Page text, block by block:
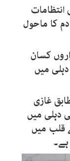
کا ماحول
کسان
میں
غازی
دہلی میں
قلب میں